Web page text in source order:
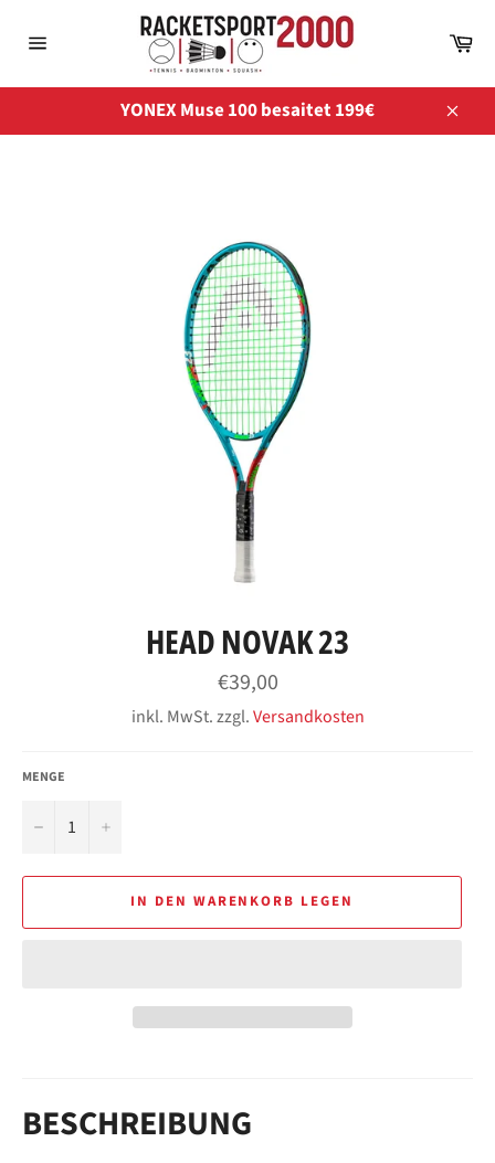
zum
Seitennavigation
YONEX Muse 100 besaitet 199€
HEAD NOVAK 23
Normaler
Preis
€39,00
inkl. MwSt. zzgl.Versandkosten
MENGE
− +
IN DEN WARENKORB LEGEN
BESCHREIBUNG